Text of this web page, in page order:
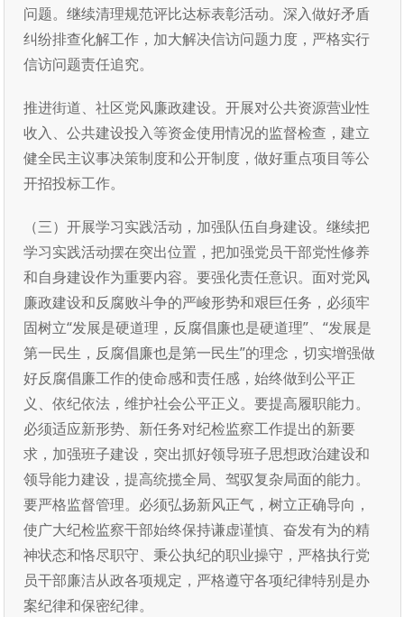
问题。继续清理规范评比达标表彰活动。深入做好矛盾
纠纷排查化解工作，加大解决信访问题力度，严格实行
信访问题责任追究。
推进街道、社区党风廉政建设。开展对公共资源营业性
收入、公共建设投入等资金使用情况的监督检查，建立
健全民主议事决策制度和公开制度，做好重点项目等公
开招投标工作。
（三）开展学习实践活动，加强队伍自身建设。继续把
学习实践活动摆在突出位置，把加强党员干部党性修养
和自身建设作为重要内容。要强化责任意识。面对党风
廉政建设和反腐败斗争的严峻形势和艰巨任务，必须牢
固树立“发展是硬道理，反腐倡廉也是硬道理”、“发展是
第一民生，反腐倡廉也是第一民生”的理念，切实增强做
好反腐倡廉工作的使命感和责任感，始终做到公平正
义、依纪依法，维护社会公平正义。要提高履职能力。
必须适应新形势、新任务对纪检监察工作提出的新要
求，加强班子建设，突出抓好领导班子思想政治建设和
领导能力建设，提高统揽全局、驾驭复杂局面的能力。
要严格监督管理。必须弘扬新风正气，树立正确导向，
使广大纪检监察干部始终保持谦虚谨慎、奋发有为的精
神状态和恪尽职守、秉公执纪的职业操守，严格执行党
员干部廉洁从政各项规定，严格遵守各项纪律特别是办
案纪律和保密纪律。